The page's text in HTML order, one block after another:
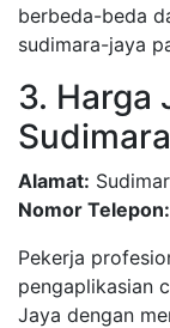
berbeda-beda
sudimara-jaya
3. Harga
Alamat:
Nomor Telepon:
Pekerja
pengaplikasian
Jaya dengan